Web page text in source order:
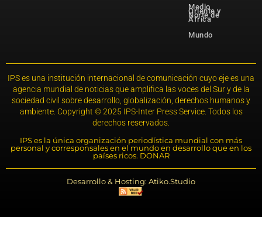
Medio
Oriente y
Norte de
África
Mundo
IPS es una institución internacional de comunicación cuyo eje es una
agencia mundial de noticias que amplifica las voces del Sur y de la
sociedad civil sobre desarrollo, globalización, derechos humanos y
ambiente. Copyright © 2025 IPS-Inter Press Service. Todos los
derechos reservados.
IPS es la única organización periodística mundial con más
personal y corresponsales en el mundo en desarrollo que en los
países ricos. DONAR
Desarrollo & Hosting: Atiko.Studio